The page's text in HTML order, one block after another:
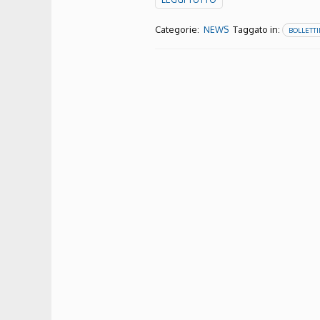
Categorie: NEWS Taggato in: